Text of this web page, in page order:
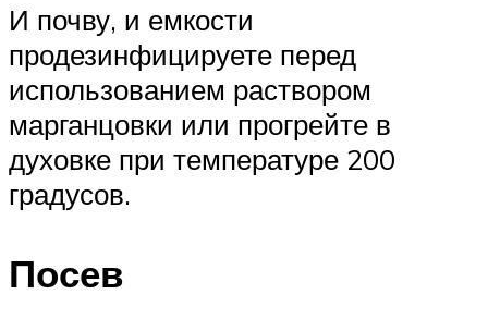
И почву, и емкости
продезинфицируете перед
использованием раствором
марганцовки или прогрейте в
духовке при температуре 200
градусов.
Посев